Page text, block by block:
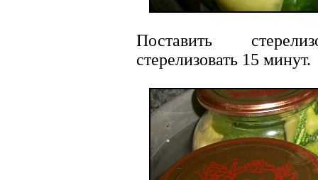
Поставить
стерелизовать 15 минут.